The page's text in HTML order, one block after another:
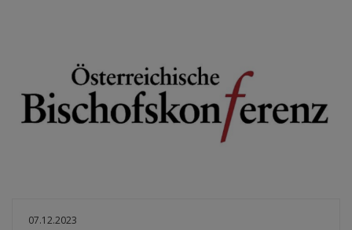
07.12.2023